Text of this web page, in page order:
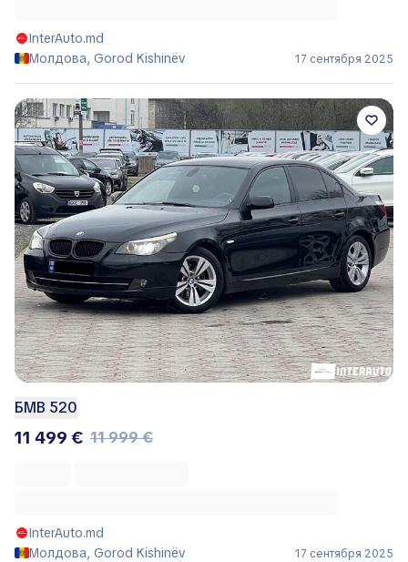
InterAuto.md
Молдова, Gorod Kishinëv
17 сентября 2025
БМВ 520
11 499 € 11 999 €
InterAuto.md
Молдова, Gorod Kishinëv
17 сентября 2025